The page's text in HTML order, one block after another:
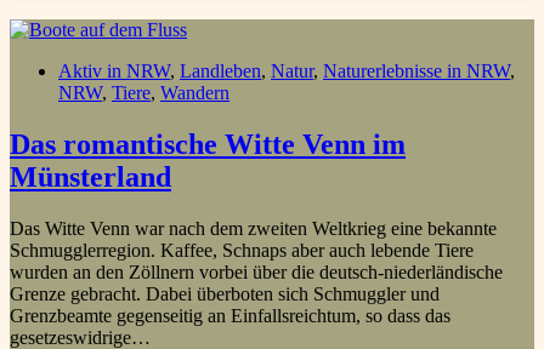
Aktiv in NRW, Landleben, Natur, Naturerlebnisse in NRW,
NRW, Tiere, Wandern
Das romantische Witte Venn im
Münsterland
Das Witte Venn war nach dem zweiten Weltkrieg eine bekannte
Schmugglerregion. Kaffee, Schnaps aber auch lebende Tiere
wurden an den Zöllnern vorbei über die deutsch-niederländische
Grenze gebracht. Dabei überboten sich Schmuggler und
Grenzbeamte gegenseitig an Einfallsreichtum, so dass das
gesetzeswidrige…